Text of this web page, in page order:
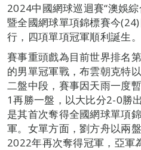
2024中國網球巡迴賽“澳娛綜
暨全國網球單項錦標賽今
行，四項單項冠軍順利誕生。
賽事重頭戲為目前世界排名
的男單冠軍戰，布雲朝克特
二盤中段，賽事因天雨一度
1再勝一盤，以大比分2-0勝
是其首次奪得全國網球單項
軍。女單方面，劉方舟以兩
2022年再次奪得冠軍，亞軍